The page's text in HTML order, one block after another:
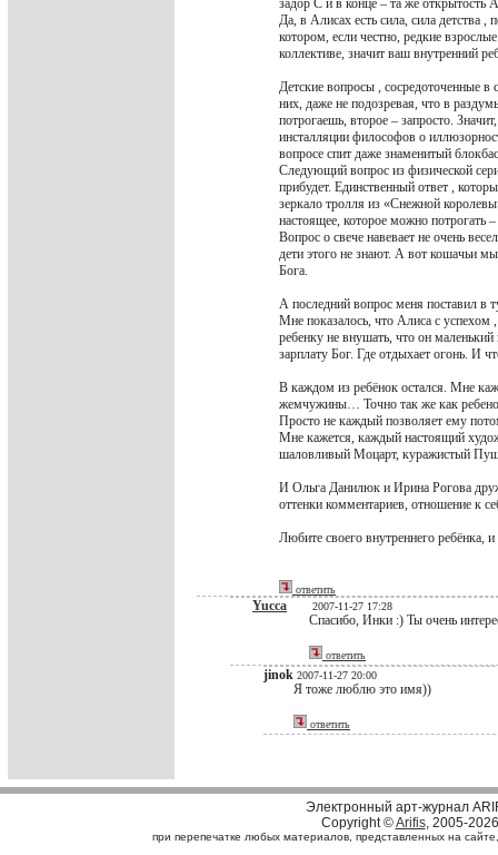
задор С и в конце – та же открытость
Да, в Алисах есть сила, сила детства
котором, если честно, редкие
коллективе, значит ваш внутренний
Детские вопросы , сосредоточенные
них, даже не подозревая, что в
потрогаешь, второе – запросто.
инсталляции философов о
вопросе спит даже знаменитый
Следующий вопрос из физической
прибудет. Единственный ответ ,
зеркало тролля из «Снежной
настоящее, которое можно потрогать
Вопрос о свече навевает не очень
дети этого не знают. А вот кошачьи
Бога.
А последний вопрос меня поставил в
Мне показалось, что Алиса с успехом
ребенку не внушать, что он
зарплату Бог. Где отдыхает огонь. И
В каждом из ребёнок остался. Мне
жемчужины… Точно так же как
Просто не каждый позволяет ему
Мне кажется, каждый настоящий
шаловливый Моцарт, куражистый
И Ольга Данилюк и Ирина Рогова
оттенки комментариев, отношение к
Любите своего внутреннего ребёнка,
ответить
Yucca 2007-11-27 17:28
Спасибо, Инки :) Ты очень
ответить
jinok 2007-11-27 20:00
Я тоже люблю это имя))
ответить
Электронный арт-журнал
Copyright ©Arifis, 2005-2026
при перепечатке любых материалов, представленных на